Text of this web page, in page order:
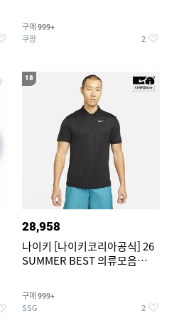
구매 999+
쿠팡 2
18
28,958
나이키 [나이키코리아공식] 26
SUMMER BEST 의류모음
구매 999+
SSG 2